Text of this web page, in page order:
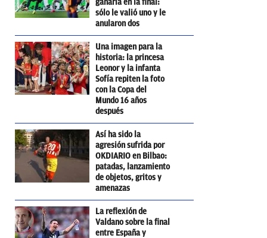
ganarla en la final:
sólo le valió uno y le
anularon dos
Una imagen para la
historia: la princesa
Leonor y la infanta
Sofía repiten la foto
con la Copa del
Mundo 16 años
después
Así ha sido la
agresión sufrida por
OKDIARIO en Bilbao:
patadas, lanzamiento
de objetos, gritos y
amenazas
La reflexión de
Valdano sobre la final
entre España y